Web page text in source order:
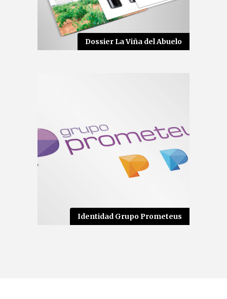
Dossier La Viña del Abuelo
Identidad Grupo Prometeus